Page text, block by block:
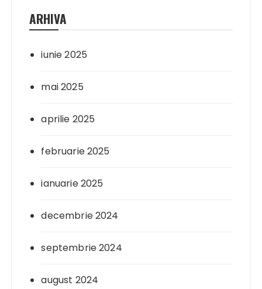
ARHIVA
iunie 2025
mai 2025
aprilie 2025
februarie 2025
ianuarie 2025
decembrie 2024
septembrie 2024
august 2024